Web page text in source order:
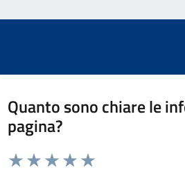
Quanto sono chiare le
pagina?